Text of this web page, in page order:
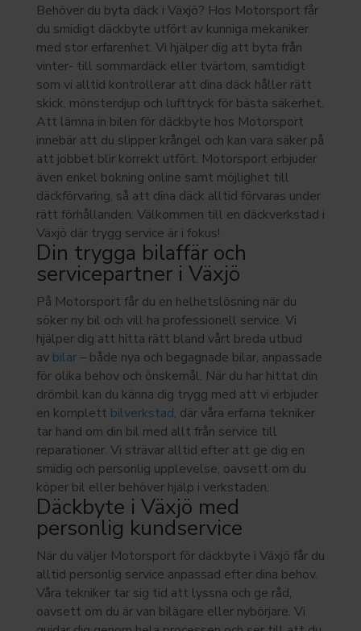
Behöver du byta däck i Växjö? Hos Motorsport får
du smidigt däckbyte utfört av kunniga mekaniker
med stor erfarenhet. Vi hjälper dig att byta från
vinter- till sommardäck eller tvärtom, samtidigt
som vi alltid kontrollerar att dina däck håller rätt
skick, mönsterdjup och lufttryck för bästa säkerhet.
Att lämna in bilen för däckbyte hos Motorsport
innebär att du slipper krångel och kan vara säker på
att jobbet blir korrekt utfört. Motorsport erbjuder
även enkel bokning online samt möjlighet till
däckförvaring, så att dina däck alltid förvaras under
rätt förhållanden. Välkommen till en däckverkstad i
Växjö där trygg service är i fokus!
Din trygga bilaffär och
servicepartner i Växjö
På Motorsport får du en helhetslösning när du
söker ny bil och vill ha professionell service. Vi
hjälper dig att hitta rätt bland vårt breda utbud
av bilar– både nya och begagnade bilar, anpassade
för olika behov och önskemål. När du har hittat din
drömbil kan du känna dig trygg med att vi erbjuder
en komplett bilverkstad, där våra erfarna tekniker
tar hand om din bil med allt från service till
reparationer. Vi strävar alltid efter att ge dig en
smidig och personlig upplevelse, oavsett om du
köper bil eller behöver hjälp i verkstaden.
Däckbyte i Växjö med
personlig kundservice
När du väljer Motorsport för däckbyte i Växjö får du
alltid personlig service anpassad efter dina behov.
Våra tekniker tar sig tid att lyssna och ge råd,
oavsett om du är van bilägare eller nybörjare. Vi